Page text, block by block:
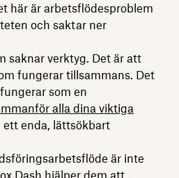
här är arbetsflödesproblem
och saktar ner
saknar verktyg. Det är att
fungerar tillsammans. Det
fungerar som en
alla dina viktiga
ett enda, lättsökbart
är inte
Dash hjälper dem att